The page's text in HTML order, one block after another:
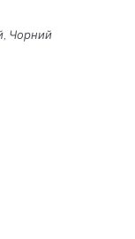
Чорний